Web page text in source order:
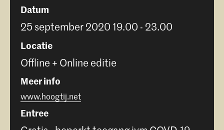
Datum
25 september 2020 19.00 - 23.00
Locatie
Offline + Online editie
Meer info
www.hoogtij.net
Entree